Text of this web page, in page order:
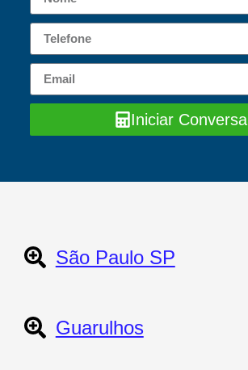
Iniciar Conversa
São Paulo SP
Guarulhos